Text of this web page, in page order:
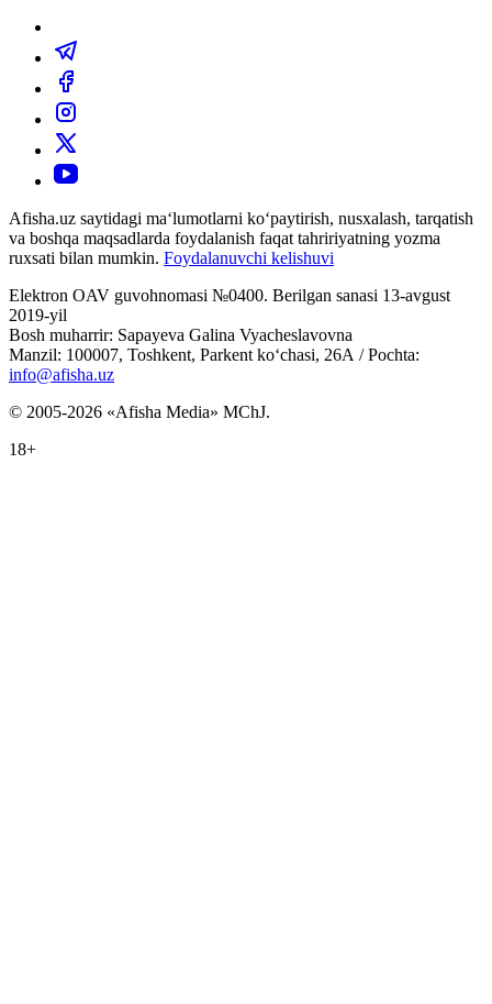
Afisha.uz saytidagi ma‘lumotlarni ko‘paytirish, nusxalash, tarqatish
va boshqa maqsadlarda foydalanish faqat tahririyatning yozma
ruxsati bilan mumkin. Foydalanuvchi kelishuvi
Elektron OAV guvohnomasi №0400. Berilgan sanasi 13-avgust
2019-yil
Bosh muharrir: Sapayeva Galina Vyacheslavovna
Manzil: 100007, Toshkent, Parkent ko‘chasi, 26А / Pochta:
info@afisha.uz
© 2005-2026 «Afisha Media» MChJ.
18+